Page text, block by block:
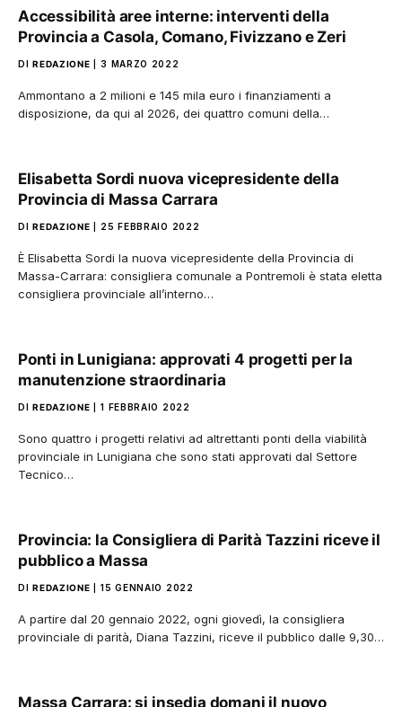
Accessibilità aree interne: interventi della
Provincia a Casola, Comano, Fivizzano e Zeri
DI REDAZIONE 3 MARZO 2022
Ammontano a 2 milioni e 145 mila euro i finanziamenti a
disposizione, da qui al 2026, dei quattro comuni della…
Elisabetta Sordi nuova vicepresidente della
Provincia di Massa Carrara
DI REDAZIONE 25 FEBBRAIO 2022
È Elisabetta Sordi la nuova vicepresidente della Provincia di
Massa-Carrara: consigliera comunale a Pontremoli è stata eletta
consigliera provinciale all’interno…
Ponti in Lunigiana: approvati 4 progetti per la
manutenzione straordinaria
DI REDAZIONE 1 FEBBRAIO 2022
Sono quattro i progetti relativi ad altrettanti ponti della viabilità
provinciale in Lunigiana che sono stati approvati dal Settore
Tecnico…
Provincia: la Consigliera di Parità Tazzini riceve il
pubblico a Massa
DI REDAZIONE 15 GENNAIO 2022
A partire dal 20 gennaio 2022, ogni giovedì, la consigliera
provinciale di parità, Diana Tazzini, riceve il pubblico dalle 9,30…
Massa Carrara: si insedia domani il nuovo